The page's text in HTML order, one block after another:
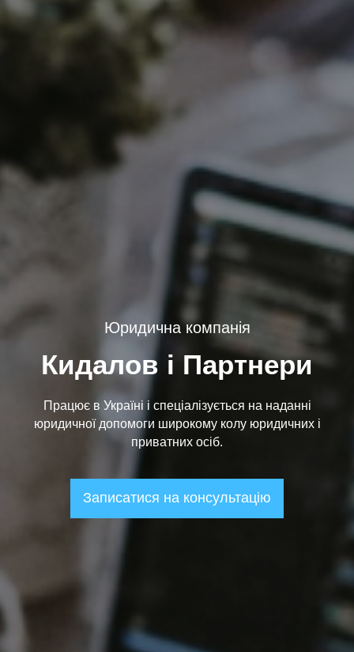
Юридична компанія
Кидалов і Партнери
Працює в Україні і спеціалізується на наданні
юридичної допомоги широкому колу юридичних і
приватних осіб.
Записатися на консультацію